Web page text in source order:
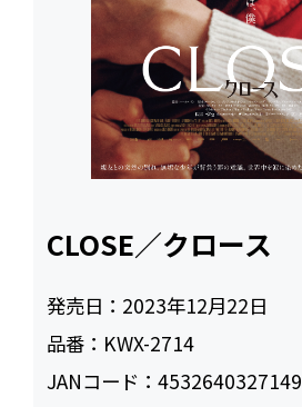
CLOSE／クロース
発売日： 2023年12月22日
品番： KWX-2714
JANコード：4532640327149